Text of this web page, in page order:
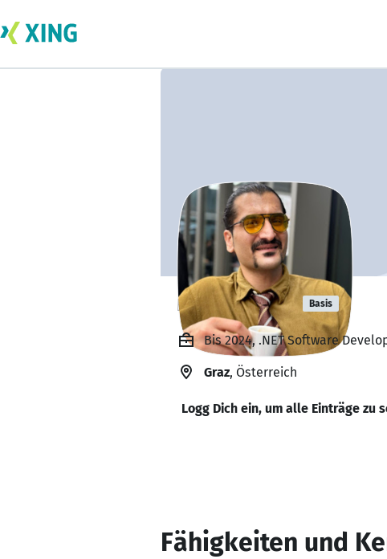
reza bashiri Basis
Bis 2024, .NET Software
Graz, Österreich
Logg Dich ein, um alle Einträge zu
Fähigkeiten und